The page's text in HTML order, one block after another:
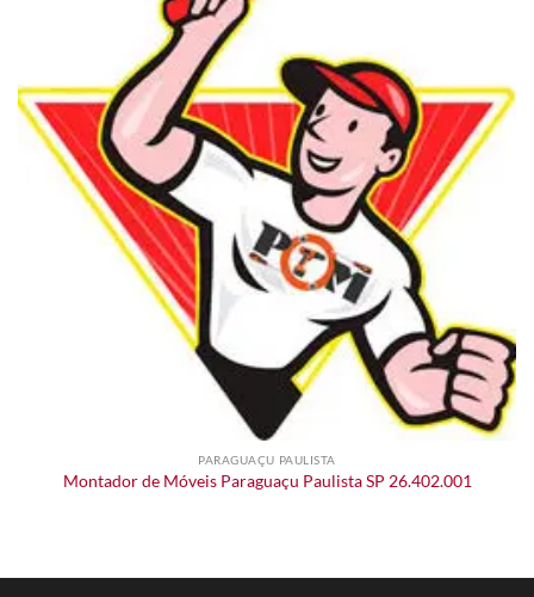
PARAGUAÇU PAULISTA
Montador de Móveis Paraguaçu Paulista SP 26.402.001